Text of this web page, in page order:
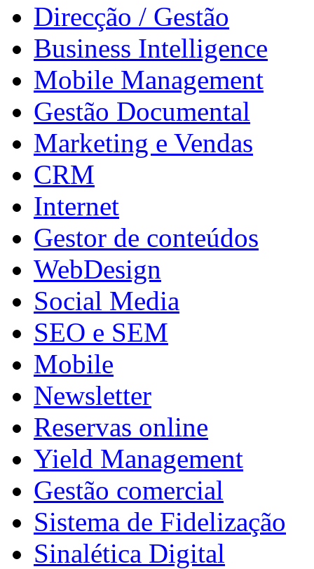
Direcção / Gestão
Business Intelligence
Mobile Management
Gestão Documental
Marketing e Vendas
CRM
Internet
Gestor de conteúdos
WebDesign
Social Media
SEO e SEM
Mobile
Newsletter
Reservas online
Yield Management
Gestão comercial
Sistema de Fidelização
Sinalética Digital